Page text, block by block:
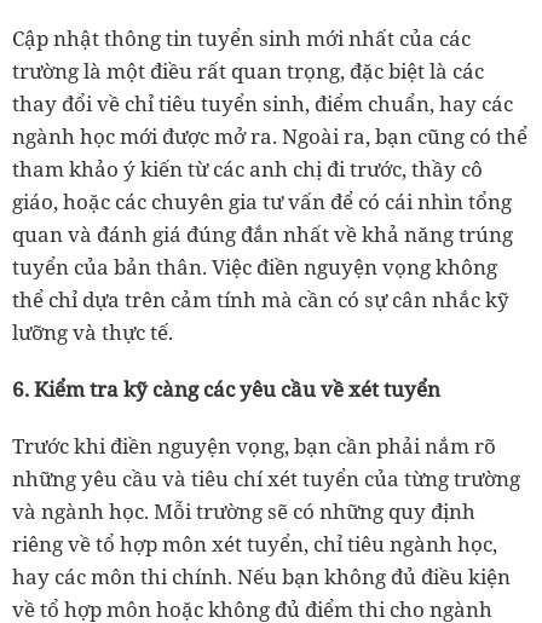
Cập nhật thông tin tuyển sinh mới nhất của các
trường là một điều rất quan trọng, đặc biệt là các
thay đổi về chỉ tiêu tuyển sinh, điểm chuẩn, hay các
ngành học mới được mở ra. Ngoài ra, bạn cũng có thể
tham khảo ý kiến từ các anh chị đi trước, thầy cô
giáo, hoặc các chuyên gia tư vấn để có cái nhìn tổng
quan và đánh giá đúng đắn nhất về khả năng trúng
tuyển của bản thân. Việc điền nguyện vọng không
thể chỉ dựa trên cảm tính mà cần có sự cân nhắc kỹ
lưỡng và thực tế.
6. Kiểm tra kỹ càng các yêu cầu về xét tuyển
Trước khi điền nguyện vọng, bạn cần phải nắm rõ
những yêu cầu và tiêu chí xét tuyển của từng trường
và ngành học. Mỗi trường sẽ có những quy định
riêng về tổ hợp môn xét tuyển, chỉ tiêu ngành học,
hay các môn thi chính. Nếu bạn không đủ điều kiện
về tổ hợp môn hoặc không đủ điểm thi cho ngành